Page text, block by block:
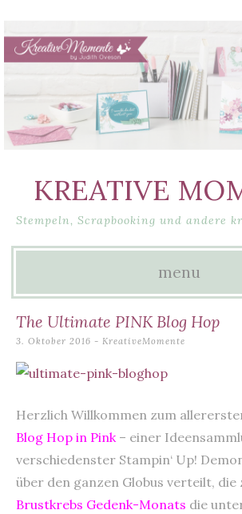
KREATIVE
Stempeln, Scrapbooking und andere
menu
to
content
The Ultimate PINK Blog Hop
3. Oktober 2016 - KreativeMomente
Herzlich Willkommen zum
Blog Hop in Pink– einer
verschiedenster Stampin‘ Up!
über den ganzen Globus verteilt, die
Brustkrebs Gedenk-Monats die